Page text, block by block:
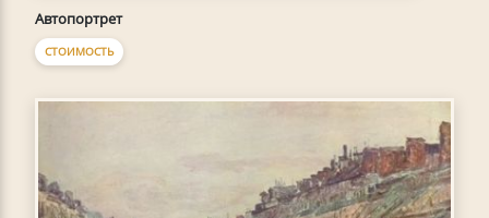
Автопортрет
СТОИМОСТЬ